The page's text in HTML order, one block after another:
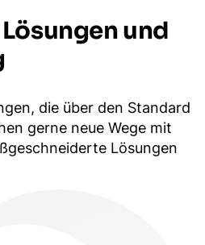
und
die über den Standard
gerne neue Wege mit
Lösungen